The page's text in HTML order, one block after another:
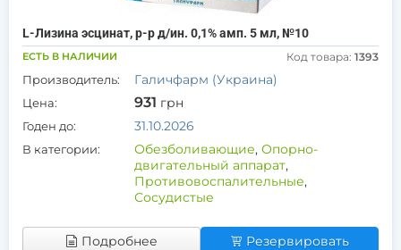
L-Лизина эсцинат, р-р д/ин. 0,1% амп. 5 мл, №10
ЕСТЬ В НАЛИЧИИ Код товара: 1393
Производитель: Галичфарм (Украина)
Цена: 931 грн
Годен до: 31.10.2026
В категории: Обезболивающие, Опорно-
двигательный аппарат,
Противовоспалительные,
Сосудистые
Подробнее Резервировать